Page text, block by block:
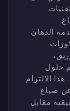
الدهان
حلول
الالتزام
صباغ
مقابل